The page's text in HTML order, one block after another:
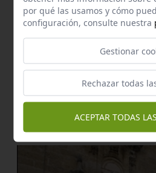
Enclave de interés Cultural
Carmona
por qué las usamos y cómo
configuración, consulte nuestra
Gestionar
Rechazar todas
ACEPTAR TODAS